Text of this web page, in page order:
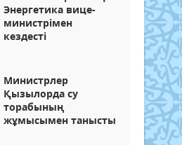
Энергетика вице-
министрімен
кездесті
Министрлер
Қызылорда су
торабының
жұмысымен танысты